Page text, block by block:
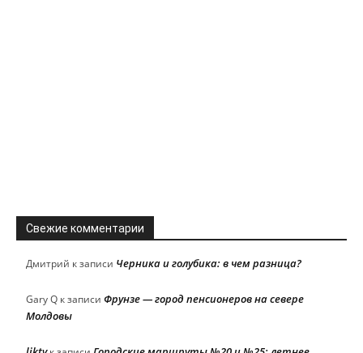
Свежие комментарии
Дмитрий к записи Черника и голубика: в чем разница?
Gary Q к записи Фрунзе — город пенсионеров на севере
Молдовы